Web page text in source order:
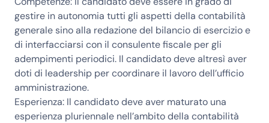
gestire in autonomia tutti gli aspetti della contabilità
generale sino alla redazione del bilancio di esercizio e
di interfacciarsi con il consulente fiscale per gli
adempimenti periodici. Il candidato deve altresì aver
doti di leadership per coordinare il lavoro dell’ufficio
amministrazione.
Esperienza: Il candidato deve aver maturato una
esperienza pluriennale nell’ambito della contabilità